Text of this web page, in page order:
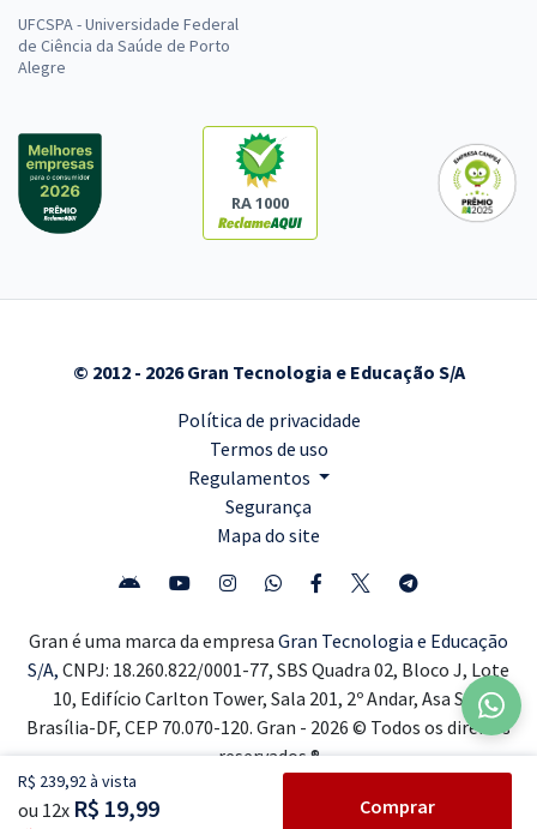
R$ 239,92 à vista
ou 12x R$ 19,99 Comprar
UFCSPA - Universidade Federal
de Ciência da Saúde de Porto
Alegre
RA 1000
© 2012 - 2026 Gran Tecnologia e Educação S/A
Política de privacidade
Termos de uso
Regulamentos
Segurança
Mapa do site
Gran é uma marca da empresa Gran Tecnologia e Educação
S/A, CNPJ: 18.260.822/0001-77, SBS Quadra 02, Bloco J, Lote
10, Edifício Carlton Tower, Sala 201, 2º Andar, Asa Sul,
Brasília-DF, CEP 70.070-120. Gran - 2026 © Todos os direitos
reservados ®